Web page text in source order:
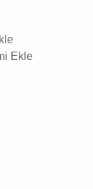
Ekle